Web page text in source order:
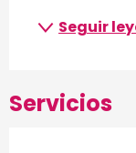
Seguir
Servicios